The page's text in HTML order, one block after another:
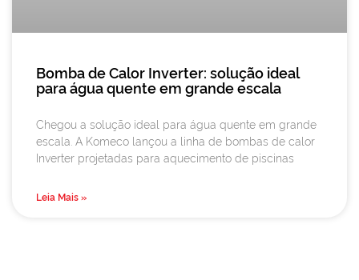
Bomba de Calor Inverter: solução ideal
para água quente em grande escala
Chegou a solução ideal para água quente em grande
escala. A Komeco lançou a linha de bombas de calor
Inverter projetadas para aquecimento de piscinas
Leia Mais »